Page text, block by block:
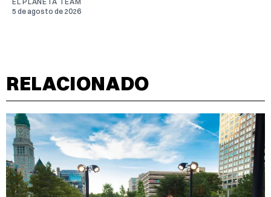
5 de agosto de 2026
RELACIONADO